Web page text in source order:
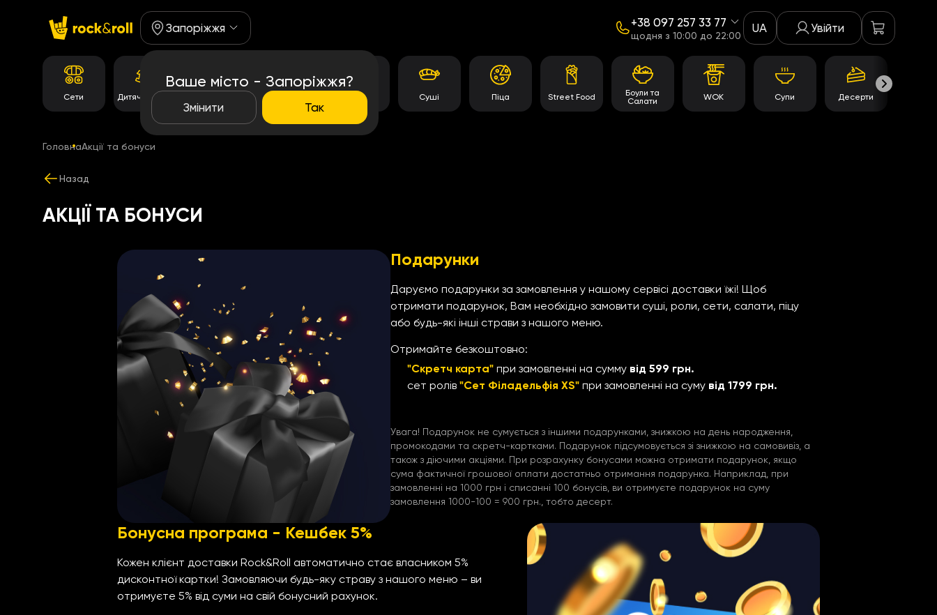
Запоріжжя
Ваше місто - Запоріжжя?
Змінити Так
+38 097 257 33 77
щодня з 10:00 до 22:00
UA Увійти
Сети Дитяче Меню
Корейське
Темпура роли Роли Суші Піца Street Food
Боули та
Салати
WOK Супи Десерти
ГоловнаАкції та бонуси
Назад
АКЦІЇ ТА БОНУСИ
Подарунки
Даруємо подарунки за замовлення у нашому сервісі доставки їжі! Щоб
отримати подарунок, Вам необхідно замовити суші, роли, сети, салати, піцу
або будь-які інші страви з нашого меню.
Отримайте безкоштовно:
"Скретч карта" при замовленні на сумму від 599 грн.
сет ролів "Сет Філадельфія XS" при замовленні на суму від 1799 грн.
Увага! Подарунок не сумується з іншими подарунками, знижкою на день народження,
промокодами та скретч-картками. Подарунок підсумовується зі знижкою на самовивіз, а
також з діючими акціями. При розрахунку бонусами можна отримати подарунок, якщо
сума фактичної грошової оплати достатньо отримання подарунка. Наприклад, при
замовленні на 1000 грн і списанні 100 бонусів, ви отримуєте подарунок на суму
замовлення 1000-100 = 900 грн., тобто десерт.
Бонусна програма - Кешбек 5%
Кожен клієнт доставки Rock&Roll автоматично стає власником 5%
дисконтної картки! Замовляючи будь-яку страву з нашого меню – ви
отримуєте 5% від суми на свій бонусний рахунок.